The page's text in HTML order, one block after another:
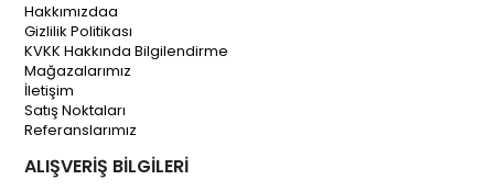
Hakkımızdaa
Gizlilik Politikası
KVKK Hakkında Bilgilendirme
Mağazalarımız
İletişim
Satış Noktaları
Referanslarımız
ALIŞVERİŞ BİLGİLERİ